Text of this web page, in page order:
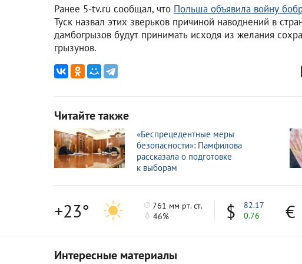
Ранее 5-tv.ru сообщал, что Польша объявила войну
Туск назвал этих зверьков причиной наводнений в
дамбогрызов будут принимать исходя из желания
грызунов.
Читайте также
«Беспрецедентные меры
безопасности»: Памфилова
рассказала о подготовке
к выборам
+23°
761 мм рт. ст.
46%
82.17
0.76
Интересные материалы